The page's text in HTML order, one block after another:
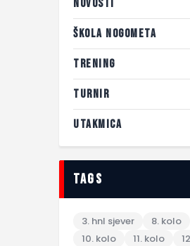
NOVOSTI
ŠKOLA NOGOMETA
TRENING
TURNIR
UTAKMICA
tags
3. hnl sjever 8. kolo
10. kolo
11. kolo